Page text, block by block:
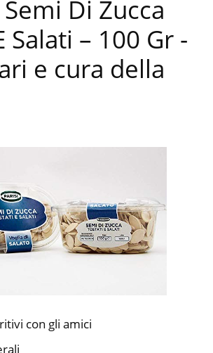
Di Zucca
Salati – 100 Gr -
e cura della
con gli amici